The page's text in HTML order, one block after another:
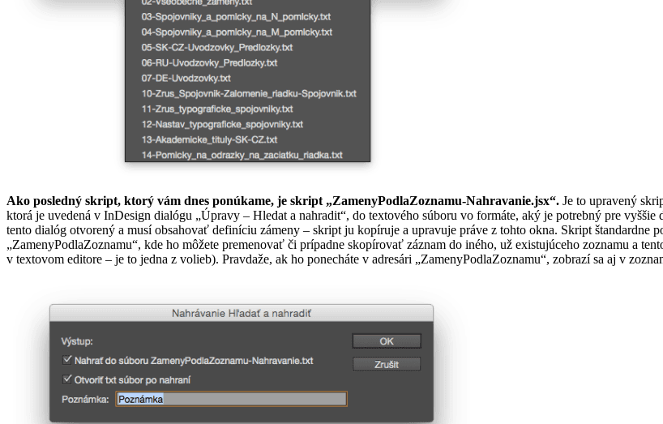
Ako posledný skript, ktorý vám dnes ponúkame, je skript „ZamenyPodlaZoznamu-Nahravanie.jsx“. Je to upravený
ktorá je uvedená v InDesign dialógu „Úpravy – Hledat a nahradit“, do textového súboru vo formáte, aký je potrebný pre
tento dialóg otvorený a musí obsahovať definíciu zámeny – skript ju kopíruje a upravuje práve z tohto okna. Skript štandardne
„ZamenyPodlaZoznamu“, kde ho môžete premenovať či prípadne skopírovať záznam do iného, už existujúceho zoznamu a
v textovom editore – je to jedna z volieb). Pravdaže, ak ho ponecháte v adresári „ZamenyPodlaZoznamu“, zobrazí sa aj v